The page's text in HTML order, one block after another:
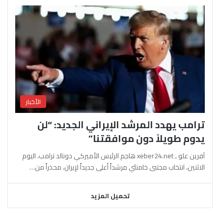
الأخبار
ترامب يهدد المرشد الإيراني الجديد: “لن
يدوم طويلاً دون موافقتنا”
آفرين علو ـ xeber24.net هاجم الرئيس الأميركي دونالد ترامب، اليوم
الاثنين، انتخاب مجتبى خامنئي مرشداً أعلى جديداً لإيران، محذراً من…
تحميل المزيد